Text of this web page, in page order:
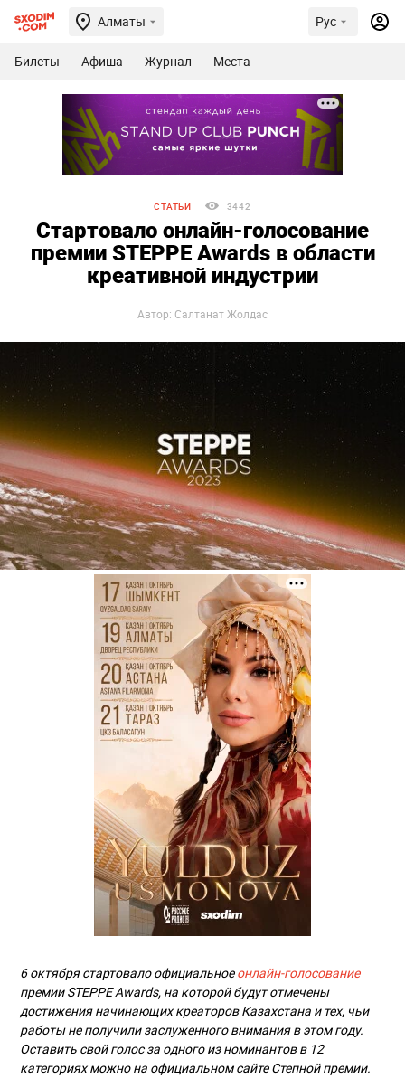
Алматы Рус
Билеты Афиша Журнал Места
СТАТЬИ 3442
Стартовало онлайн-голосование
премии STEPPE Awards в области
креативной индустрии
Автор: Салтанат Жолдас
6 октября стартовало официальноеонлайн-голосование
премии STEPPE Awards, на которой будут отмечены
достижения начинающих креаторов Казахстана и тех, чьи
работы не получили заслуженного внимания в этом году.
Оставить свой голос за одного из номинантов в 12
категориях можно на официальном сайте Степной премии.